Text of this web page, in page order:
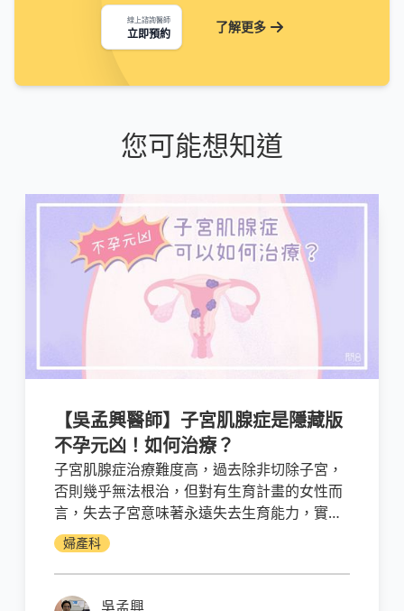
線上諮詢醫師
立即預約 了解更多
您可能想知道
【吳孟興醫師】子宮肌腺症是隱藏版
不孕元凶！如何治療？
子宮肌腺症治療難度高，過去除非切除子宮，
否則幾乎無法根治，但對有生育計畫的女性而
言，失去子宮意味著永遠失去生育能力，實在
不是理想的選擇。幸好，拜醫療科技進步所
賜，現在已有保留子宮的新型治療方式「海芙
刀」可供患者選擇。
婦產科
吳孟興